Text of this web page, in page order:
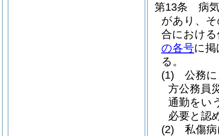
第13条
病
があり、
合におけ
の各号に
る。
(1)
公務
方公務員
通勤をい
必要と認
(2)
私傷